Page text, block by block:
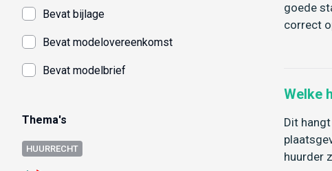
Bevat bijlage
Bevat modelovereenkomst
Bevat modelbrief
Thema's
HUURRECHT
goede
correct
Welke
Dit
huurder